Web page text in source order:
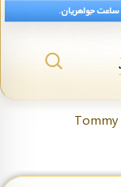
جواهریان.
تامی هیلفیگر | Tommy